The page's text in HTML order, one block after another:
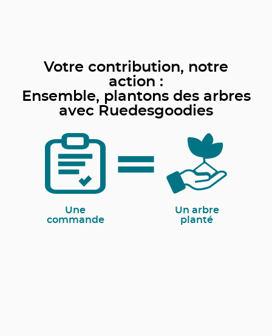
Votre contribution, notre
action :
Ensemble, plantons des arbres
avec Ruedesgoodies
Une
commande
Un arbre
planté